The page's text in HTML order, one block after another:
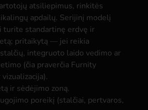
atsiliepimus, rinkitės
apdailų. Serijinį modelį
turite standartinę erdvę ir
pritaikytą — jei reikia
integruoto laido vedimo ar
(čia praverčia Furnity
ir sėdėjimo zoną.
poreikį (stalčiai, pertvaros,